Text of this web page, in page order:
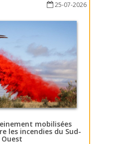
25-07-2026
mobilisées
les incendies du Sud-
Ouest